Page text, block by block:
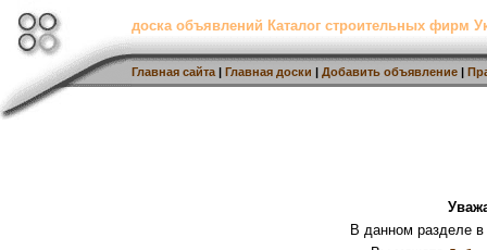
доска объявлений Каталог строительных фирм
Главная сайта | Главная доски | Добавить объявление |
В данном разделе